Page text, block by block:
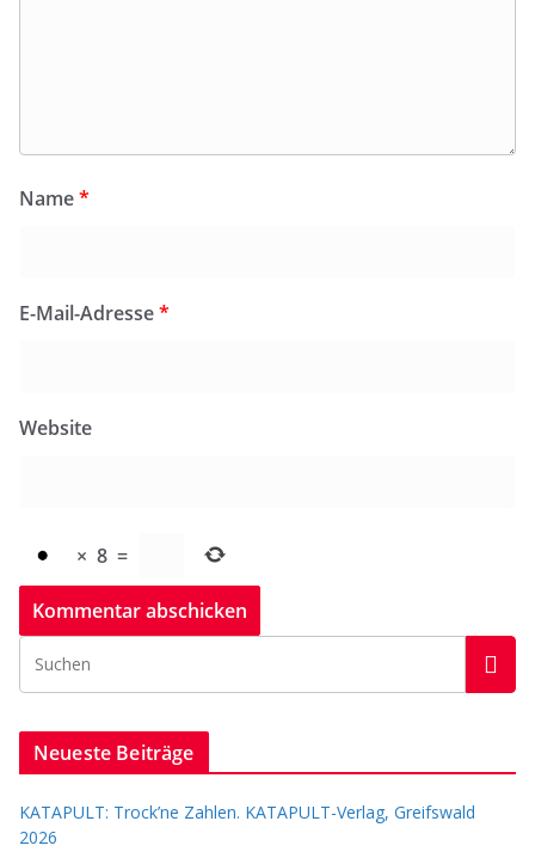
Name*
E-Mail-Adresse*
Website
× 8 =
Neueste Beiträge
KATAPULT: Trock’ne Zahlen. KATAPULT-Verlag, Greifswald
2026